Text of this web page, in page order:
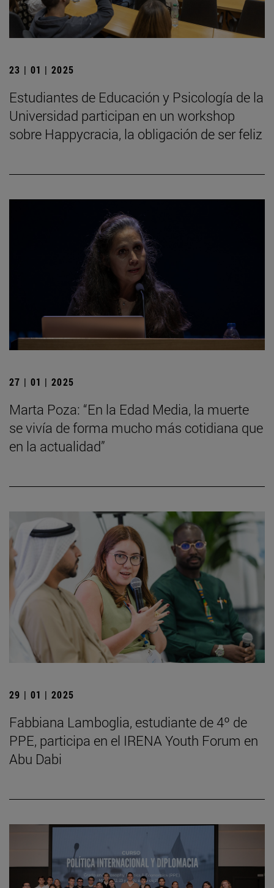
23 | 01 | 2025
Estudiantes de Educación y Psicología de la
Universidad participan en un workshop
sobre Happycracia, la obligación de ser feliz
27 | 01 | 2025
Marta Poza: “En la Edad Media, la muerte
se vivía de forma mucho más cotidiana que
en la actualidad”
29 | 01 | 2025
Fabbiana Lamboglia, estudiante de 4º de
PPE, participa en el IRENA Youth Forum en
Abu Dabi